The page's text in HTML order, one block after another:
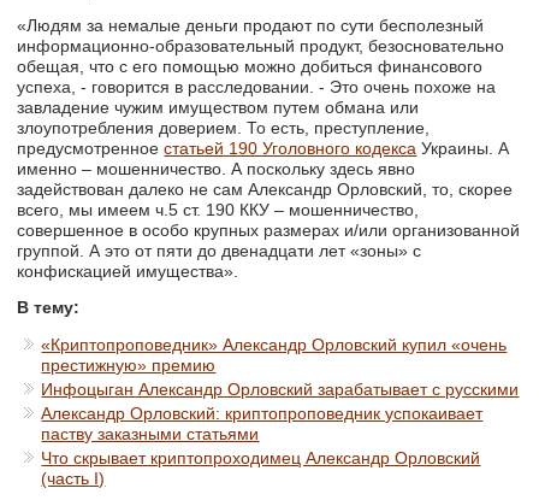
«Людям за немалые деньги продают по сути бесполезный
информационно-образовательный продукт, безосновательно
обещая, что с его помощью можно добиться финансового
успеха, - говорится в расследовании. - Это очень похоже на
завладение чужим имуществом путем обмана или
злоупотребления доверием. То есть, преступление,
предусмотренноестатьей 190 Уголовного кодекса Украины. А
именно – мошенничество. А поскольку здесь явно
задействован далеко не сам Александр Орловский, то, скорее
всего, мы имеем ч.5 ст. 190 ККУ – мошенничество,
совершенное в особо крупных размерах и/или организованной
группой. А это от пяти до двенадцати лет «зоны» с
конфискацией имущества».
В тему:
«Криптопроповедник» Александр Орловский купил «очень
престижную» премию
Инфоцыган Александр Орловский зарабатывает с русскими
Александр Орловский: криптопроповедник успокаивает
паству заказными статьями
Что скрывает криптопроходимец Александр Орловский
(часть I)